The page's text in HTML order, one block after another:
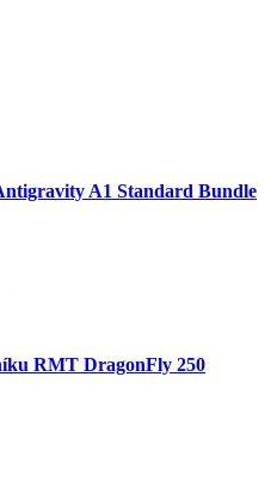
A1 Standard Bundle
RMT DragonFly 250